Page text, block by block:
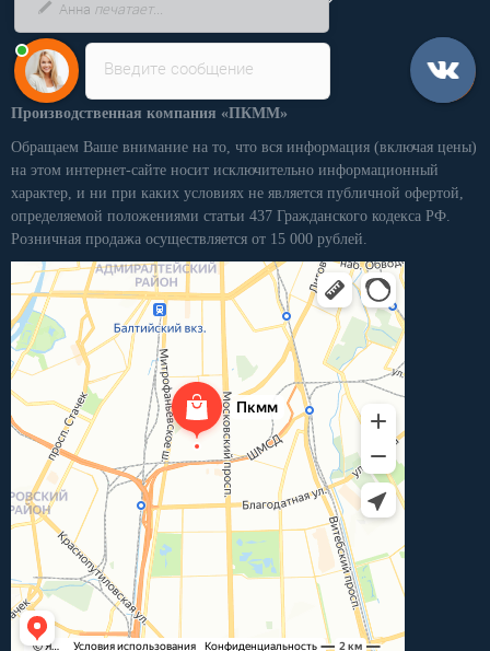
Производственная компания «ПКММ»
Обращаем Ваше внимание на то, что вся информация (включая цены)
на этом интернет-сайте носит исключительно информационный
характер, и ни при каких условиях не является публичной офертой,
определяемой положениями статьи 437 Гражданского кодекса РФ.
Розничная продажа осуществляется от 15 000 рублей.
Введите сообщение